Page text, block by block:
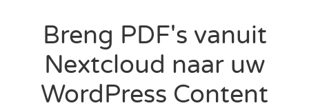
Breng PDF's vanuit
Nextcloud naar uw
WordPress Content